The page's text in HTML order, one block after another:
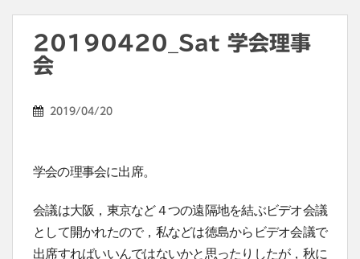
20190420_Sat 学会理事
会
2019/04/20
学会の理事会に出席。
会議は大阪，東京など４つの遠隔地を結ぶビデオ会議
として開かれたので，私などは徳島からビデオ会議で
出席すればいいんではないかと思ったりしたが，秋に